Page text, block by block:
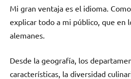
Mi gran ventaja es el idioma.
explicar todo a mi público, que en
alemanes.
Desde la geografía, los
características, la diversidad